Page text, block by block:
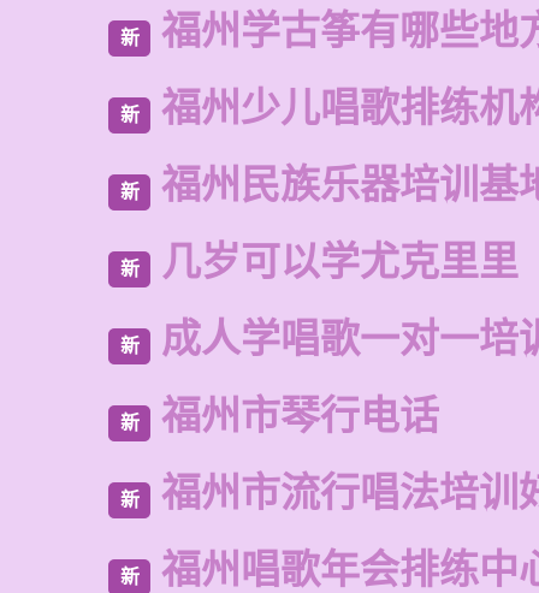
新 福州学古筝有哪些地
新 福州少儿唱歌排练机
新 福州民族乐器培训基
新 几岁可以学尤克里里
新 成人学唱歌一对一培
新 福州市琴行电话
新 福州市流行唱法培训
新 福州唱歌年会排练中